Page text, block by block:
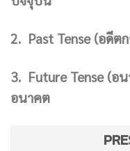
2. Past Tense (อดีตก
3. Future Tense (อน
อนาคต